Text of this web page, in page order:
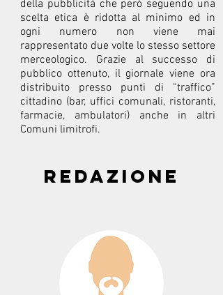
della pubblicità che però seguendo una
scelta etica è ridotta al minimo ed in
ogni numero non viene mai
rappresentato due volte lo stesso settore
merceologico. Grazie al successo di
pubblico ottenuto, il giornale viene ora
distribuito presso punti di “traffico”
cittadino (bar, uffici comunali, ristoranti,
farmacie, ambulatori) anche in altri
Comuni limitrofi.
REDAZIONE